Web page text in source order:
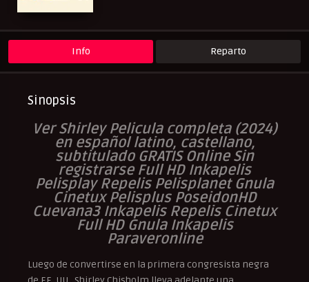
Info Reparto
Sinopsis
Ver Shirley Pelicula completa (2024)
en español latino, castellano,
subtitulado GRATIS Online Sin
registrarse Full HD Inkapelis
Pelisplay Repelis Pelisplanet Gnula
Cinetux Pelisplus PoseidonHD
Cuevana3 Inkapelis Repelis Cinetux
Full HD Gnula Inkapelis
Paraveronline
Luego de convertirse en la primera congresista negra